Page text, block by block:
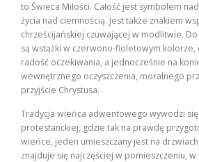
to Świeca Miłości. Całość jest symbolem
życia nad ciemnością. Jest także znakiem
chrześcijańskiej czuwającej w modlitwie.
są wstążki w czerwono-fioletowym kolorze,
radość oczekiwania, a jednocześnie na
wewnętrznego oczyszczenia, moralnego
przyjście Chrystusa.
Tradycja wieńca adwentowego wywodzi
protestanckiej, gdzie tak na prawdę
wieńce, jeden umieszczany jest na
znajduje się najczęściej w pomieszczeniu,